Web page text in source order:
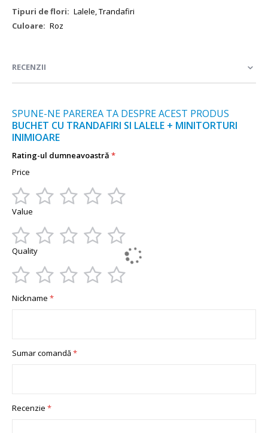
Mai
multe
Lalele, Trandafiri
Roz
RECENZII
SPUNE-NE PAREREA TA DESPRE ACEST PRODUS
BUCHET CU TRANDAFIRI SI LALELE + MINITORTURI
INIMIOARE
Rating-ul dumneavoastră
Price
1
2
3
4
5
Value
1
2
3
4
5
Quality
star
stars
stars
stars
stars
Nickname
Sumar comandă
Recenzie